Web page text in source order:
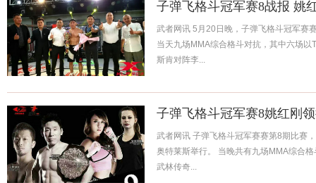
子弹飞格斗冠军赛8战报 姚
武者网讯 5月20日晚，子弹飞格斗冠军赛
当天九场MMA综合格斗对抗，其中六场
斯肯对阵李...
子弹飞格斗冠军赛8姚红刚
武者网讯 子弹飞格斗冠军赛赛第8期比赛
奥特莱斯举行。 当晚共有九场MMA综合
武林传奇...